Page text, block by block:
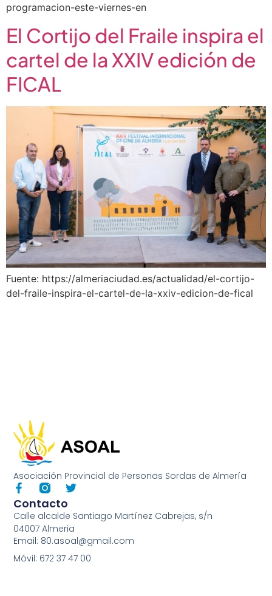
programacion-este-viernes-en
El Cortijo del Fraile inspira el
cartel de la XXIV edición de
FICAL
Fuente: https://almeriaciudad.es/actualidad/el-cortijo-
del-fraile-inspira-el-cartel-de-la-xxiv-edicion-de-fical
Asociación Provincial de Personas Sordas de Almería
Contacto
Calle alcalde Santiago Martínez Cabrejas, s/n
04007 Almeria
Email: 80.asoal@gmail.com
Móvil: 672 37 47 00